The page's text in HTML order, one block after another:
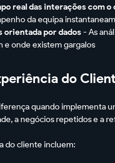
real das interações com o
da equipa
orientada por dados- As
e onde existem gargalos
do
quando implementa
a negócios repetidos e a
do cliente incluem: